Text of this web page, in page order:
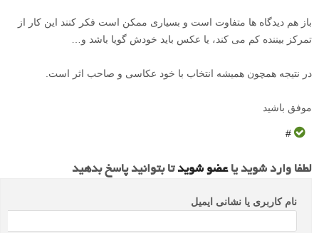
باز هم دیدگاه ها متفاوت است و بسیاری ممکن است فکر کنند این کار از
تمرکز بیننده کم می کند، یا عکس باید خودش گویا باشد و…
در نتیجه همچون همیشه انتخاب با خود عکاسی و صاحب اثر است.
موفق باشید
#
لطفا وارد شوید یاعضو شویدتا بتوانید پاسخ بدهید
نام کاربری یا نشانی ایمیل